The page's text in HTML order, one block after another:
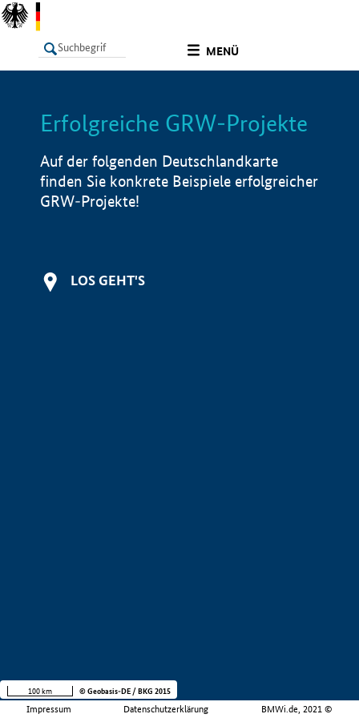
MENÜ
LISTE Info
Erfolgreiche GRW-Projekte
Auf der folgenden Deutschlandkarte
finden Sie konkrete Beispiele erfolgreicher
GRW-Projekte!
LOS GEHT'S
Impressum Datenschutzerklärung BMWi.de, 2021 ©
100 km © Geobasis-DE / BKG 2015